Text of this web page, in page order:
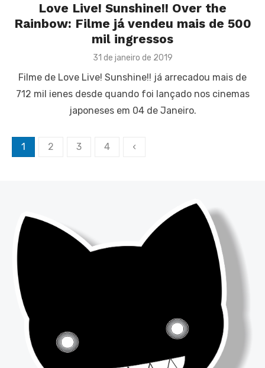
Love Live! Sunshine!! Over the
Rainbow: Filme já vendeu mais de 500
mil ingressos
Posted
31 de janeiro de 2019
Filme de Love Live! Sunshine!! já arrecadou mais de
712 mil ienes desde quando foi lançado nos cinemas
japoneses em 04 de Janeiro.
Paginação
1 2 3 4 ‹